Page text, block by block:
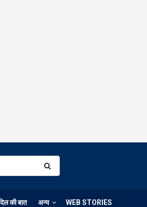
की बात अन्य WEB STORIES